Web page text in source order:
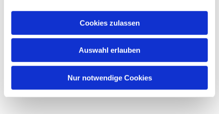
Cookies zulassen
Auswahl erlauben
Nur notwendige Cookies